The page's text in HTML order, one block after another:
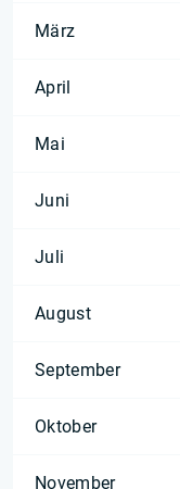
März
April
Mai
Juni
Juli
August
September
Oktober
November